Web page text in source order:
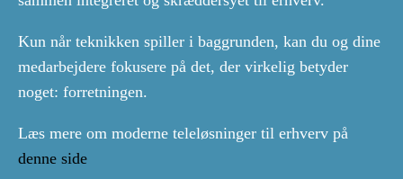
Kun når teknikken spiller i baggrunden, kan du og dine
medarbejdere fokusere på det, der virkelig betyder
noget: forretningen.
Læs mere om moderne teleløsninger til erhverv på
denne side